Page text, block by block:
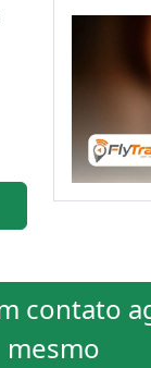
contato
mesmo